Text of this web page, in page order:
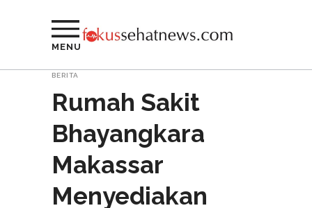
MENU
BERITA
Rumah Sakit
Bhayangkara
Makassar
Menyediakan